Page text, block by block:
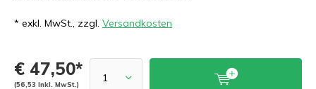
* exkl. MwSt., zzgl. Versandkosten
€ 47,50*
(56,53 Inkl. MwSt.)